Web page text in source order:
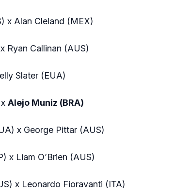
x Alan Cleland (MEX)
x Ryan Callinan (AUS)
Slater (EUA)
Alejo Muniz (BRA)
x George Pittar (AUS)
x Liam O’Brien (AUS)
x Leonardo Fioravanti (ITA)